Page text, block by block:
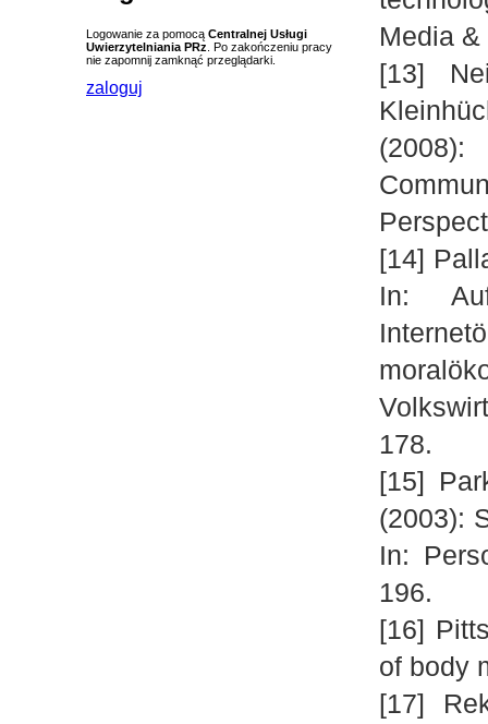
Logowanie za pomocą Centralnej Usługi
Uwierzytelniania PRz . Po zakończeniu pracy
nie zapomnij zamknąć przeglądarki.
zaloguj
Media
[13]
[14]
In:
178.
[15]
(2003):
In:
196.
[16]
of body
[17]